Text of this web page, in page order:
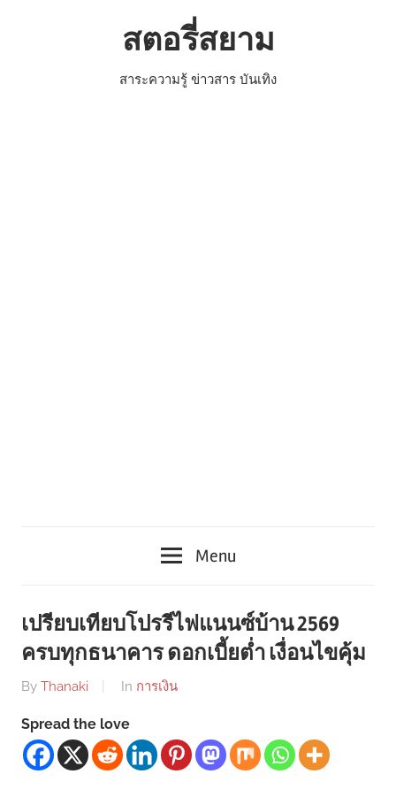
สตอรี่สยาม
สาระความรู้ ข่าวสาร บันเทิง
Menu
เปรียบเทียบโปรรีไฟแนนซ์บ้าน 2569
ครบทุกธนาคาร ดอกเบี้ยต่ำ เงื่อนไขคุ้ม
By Thanaki In การเงิน
Spread the love